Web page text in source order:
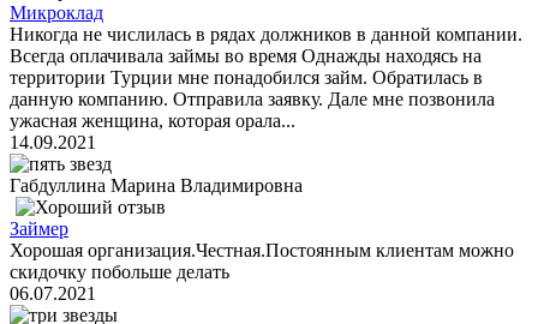
Микроклад
Никогда не числилась в рядах должников в данной компании.
Всегда оплачивала займы во время Однажды находясь на
территории Турции мне понадобился займ. Обратилась в
данную компанию. Отправила заявку. Дале мне позвонила
ужасная женщина, которая орала...
14.09.2021
Габдуллина Марина Владимировна
Займер
Хорошая организация.Честная.Постоянным клиентам можно
скидочку побольше делать
06.07.2021